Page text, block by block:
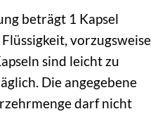
beträgt 1 Kapsel
vorzugsweise
sind leicht zu
Die angegebene
darf nicht